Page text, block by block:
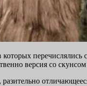
версия со скунсом